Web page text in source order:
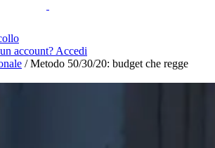
account? Accedi
/ Metodo 50/30/20: budget che regge